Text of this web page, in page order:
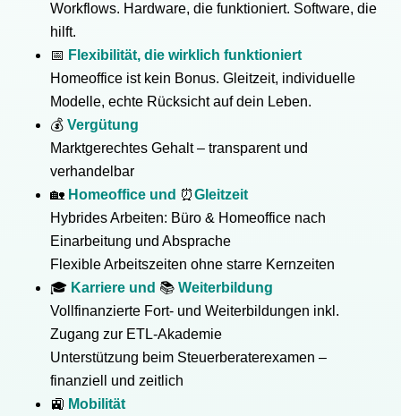
Workflows. Hardware, die funktioniert. Software, die
hilft.
📅 Flexibilität, die wirklich funktioniert
Homeoffice ist kein Bonus. Gleitzeit, individuelle
Modelle, echte Rücksicht auf dein Leben.
💰 Vergütung
Marktgerechtes Gehalt – transparent und
verhandelbar
🏡 Homeoffice und ⏰Gleitzeit
Hybrides Arbeiten: Büro & Homeoffice nach
Einarbeitung und Absprache
Flexible Arbeitszeiten ohne starre Kernzeiten
🎓 Karriere und 📚 Weiterbildung
Vollfinanzierte Fort- und Weiterbildungen inkl.
Zugang zur ETL-Akademie
Unterstützung beim Steuerberaterexamen –
finanziell und zeitlich
🚉 Mobilität